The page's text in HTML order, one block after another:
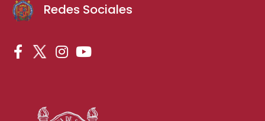
Redes Sociales